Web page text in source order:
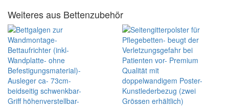
Weiteres aus Bettenzubehör